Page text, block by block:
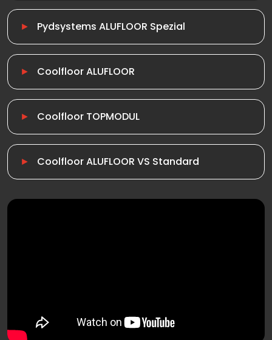
Pydsystems ALUFLOOR Spezial
Coolfloor ALUFLOOR
Coolfloor TOPMODUL
Coolfloor ALUFLOOR VS Standard